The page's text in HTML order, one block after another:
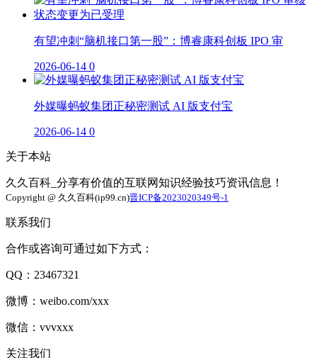
有望冲刺“脑机接口第一股”：博睿康科创板 IPO 审
2026-06-14 0
外媒曝蚂蚁集团正秘密测试 AI 版支付宝
2026-06-14 0
关于本站
久久百科_分享有价值的互联网知识经验技巧资讯信息！
Copyright @ 久久百科(ip99.cn)晋ICP备2023020349号-1
联系我们
合作或咨询可通过如下方式：
QQ：23467321
微博：weibo.com/xxx
微信：vvvxxx
关注我们